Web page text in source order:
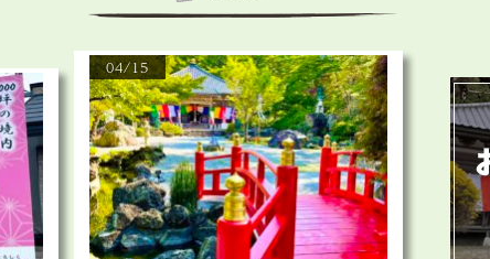
04/15